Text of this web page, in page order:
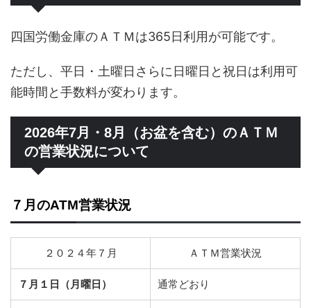
四国労働金庫のＡＴＭは365日利用が可能です。
ただし、平日・土曜日さらに日曜日と祝日は利用可
能時間と手数料が変わります。
2026年7月・8月（お盆を含む）のＡＴＭ
の営業状況について
７月のATM営業状況
２０２４年７月 ＡＴＭ営業状況
７月１日（月曜日） 通常どおり